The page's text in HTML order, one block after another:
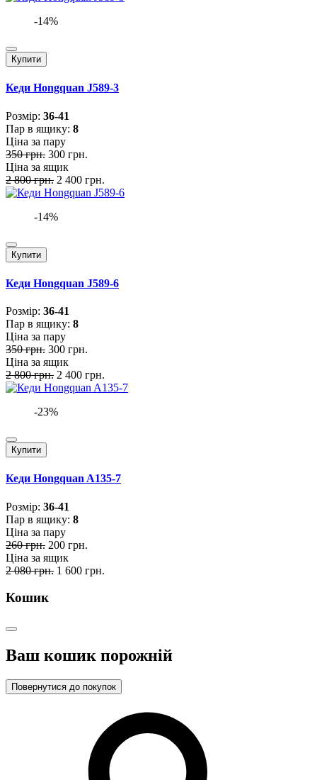
-14%
Купити
Кеди Hongquan J589-3
Розмiр: 36-41
Пар в ящику: 8
Ціна за пару
350 грн. 300 грн.
Ціна за ящик
2 800 грн. 2 400 грн.
-14%
Купити
Кеди Hongquan J589-6
Розмiр: 36-41
Пар в ящику: 8
Ціна за пару
350 грн. 300 грн.
Ціна за ящик
2 800 грн. 2 400 грн.
-23%
Купити
Кеди Hongquan A135-7
Розмiр: 36-41
Пар в ящику: 8
Ціна за пару
260 грн. 200 грн.
Ціна за ящик
2 080 грн. 1 600 грн.
Кошик
Ваш кошик порожній
Повернутися до покупок